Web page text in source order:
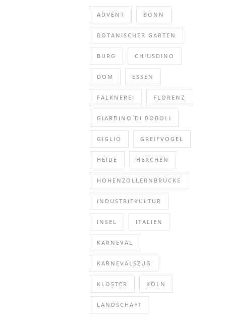
ADVENT BONN
BOTANISCHER GARTEN
BURG CHIUSDINO
DOM ESSEN
FALKNEREI FLORENZ
GIARDINO DI BOBOLI
GIGLIO GREIFVOGEL
HEIDE HERCHEN
HOHENZOLLERNBRÜCKE
INDUSTRIEKULTUR
INSEL ITALIEN
KARNEVAL
KARNEVALSZUG
KLOSTER KÖLN
LANDSCHAFT